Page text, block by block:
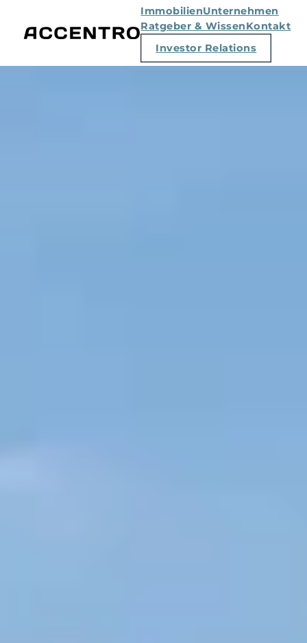
ImmobilienUnternehmen
Ratgeber & WissenKontakt
Investor Relations